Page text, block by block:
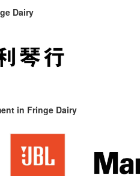
Dairy
in Fringe Dairy